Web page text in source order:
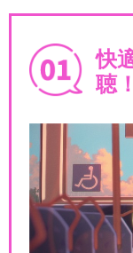
快
聴！